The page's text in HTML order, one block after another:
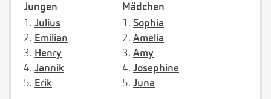
Jungen
Mädchen
1. Julius
2. Emilian
3. Henry
4. Jannik
5. Erik
1. Sophia
2. Amelia
3. Amy
4. Josephine
5. Juna